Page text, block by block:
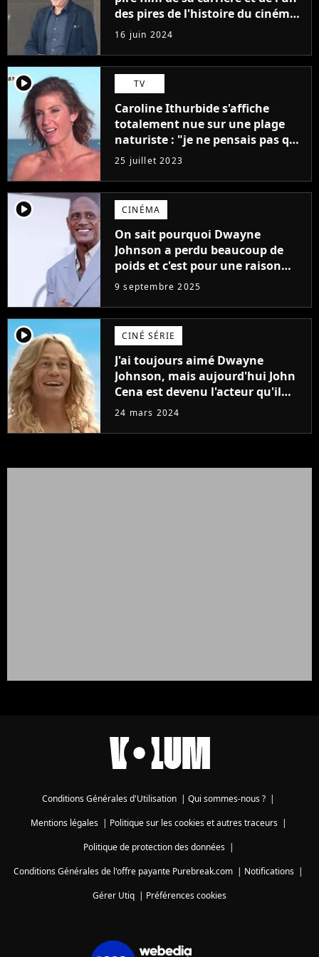
des pires de l'histoire du cinéma :
"L'un des films les plus
médiocres jamais réalisés"
16 juin 2024
player2 TV
Caroline Ithurbide s'affiche
totalement nue sur une plage
naturiste : "je ne pensais pas que
j'arriverais à le faire..."
25 juillet 2023
player2 CINÉMA
On sait pourquoi Dwayne
Johnson a perdu beaucoup de
poids et c'est pour une raison
importante
9 septembre 2025
player2 CINÉ SÉRIE
J'ai toujours aimé Dwayne
Johnson, mais aujourd'hui John
Cena est devenu l'acteur qu'il
rêvait d'être (et Ricky Stanicky le
24 mars 2024
Conditions Générales d'Utilisation | Qui sommes-nous ? |
Mentions légales| Politique sur les cookies et autres traceurs|
Politique de protection des données|
Conditions Générales de l'offre payante Purebreak.com | Notifications |
Gérer Utiq | Préférences cookies